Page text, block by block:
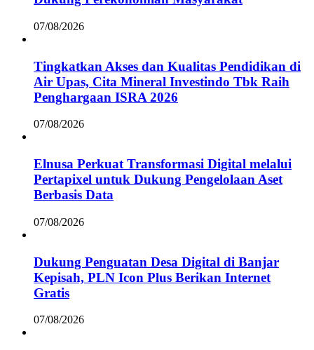
07/08/2026
Tingkatkan Akses dan Kualitas Pendidikan di
Air Upas, Cita Mineral Investindo Tbk Raih
Penghargaan ISRA 2026
07/08/2026
Elnusa Perkuat Transformasi Digital melalui
Pertapixel untuk Dukung Pengelolaan Aset
Berbasis Data
07/08/2026
Dukung Penguatan Desa Digital di Banjar
Kepisah, PLN Icon Plus Berikan Internet
Gratis
07/08/2026